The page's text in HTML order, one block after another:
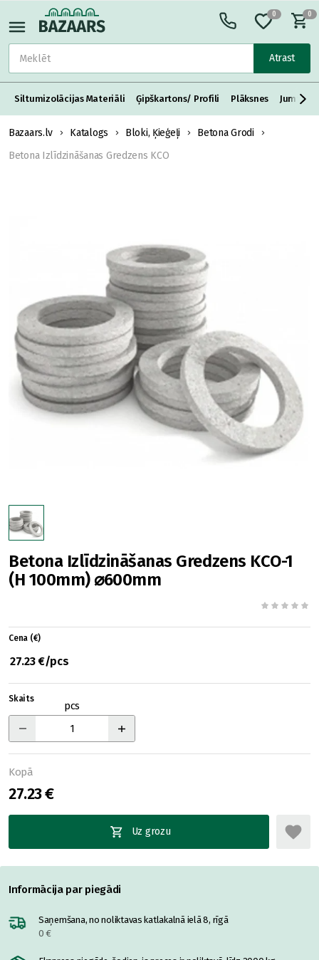
Atrast
0 0
Siltumizolācijas Materiāli Ģipškartons/ Profili Plāksnes Jumta
Bazaars.lv Katalogs Bloki, Ķieģeļi
Betona Grodi
Betona Izlīdzināšanas Gredzens KCO
Betona Izlīdzināšanas Gredzens KCO-1
(H 100mm) ⌀600mm
Cena (€)
27.23 €/pcs
Skaits
pcs
Kopā
27.23 €
Uz grozu
Informācija par piegādi
Saņemšana, no noliktavas katlakalnā ielā 8, rīgā
0 €